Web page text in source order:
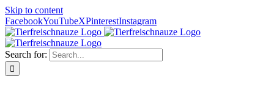
Skip to content
FacebookYouTubeXPinterestInstagram
Search for: